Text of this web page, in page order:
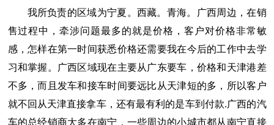
我所负责的区域为宁夏。西藏。青海。广西周边，在销
售过程中，牵涉问题最多的就是价格，客户对价格非常敏
感，怎样在第一时间获悉价格还需要我在今后的工作中去学
习和掌握。广西区域现在主要从广东要车，价格和天津港差
不多，而且发车和接车时间要远比从天津短的多，所以客户
就不回从天津直接拿车，还有最有利的是车到付款.广西的汽
车的总经销商大多在南宁，一些周边的小城市都从南宁直接